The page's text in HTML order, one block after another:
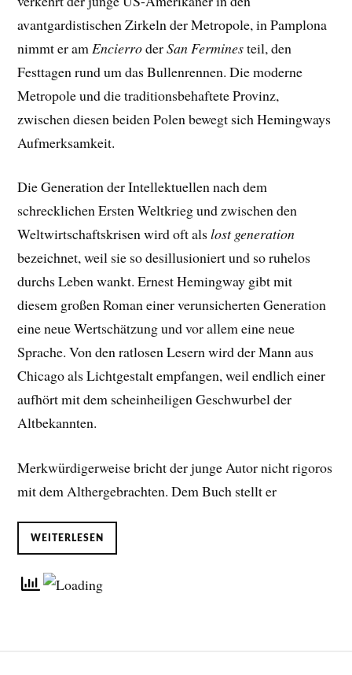
avantgardistischen Zirkeln der Metropole, in Pamplona
nimmt er am EncierroderSan Ferminesteil, den
Festtagen rund um das Bullenrennen. Die moderne
Metropole und die traditionsbehaftete Provinz,
zwischen diesen beiden Polen bewegt sich Hemingways
Aufmerksamkeit.
Die Generation der Intellektuellen nach dem
schrecklichen Ersten Weltkrieg und zwischen den
Weltwirtschaftskrisen wird oft alslost generation
bezeichnet, weil sie so desillusioniert und so ruhelos
durchs Leben wankt. Ernest Hemingway gibt mit
diesem großen Roman einer verunsicherten Generation
eine neue Wertschätzung und vor allem eine neue
Sprache. Von den ratlosen Lesern wird der Mann aus
Chicago als Lichtgestalt empfangen, weil endlich einer
aufhört mit dem scheinheiligen Geschwurbel der
Altbekannten.
Merkwürdigerweise bricht der junge Autor nicht rigoros
mit dem Althergebrachten. Dem Buch stellt er
WEITERLESEN